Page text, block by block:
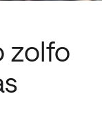
zolfo